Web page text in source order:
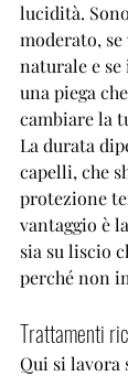
lucidità.
moderato,
naturale e
una piega
cambiare la
La durata
capelli, che
protezione
vantaggio è
sia su liscio
perché non
Trattamenti
Qui si lavora